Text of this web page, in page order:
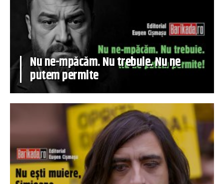
Nu ne-mpăcăm. Nu trebuie. Nu ne
putem permite